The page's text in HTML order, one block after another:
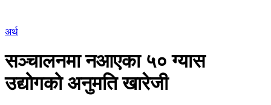
अर्थ
सञ्चालनमा नआएका ५० ग्यास
उद्योगको अनुमति खारेजी